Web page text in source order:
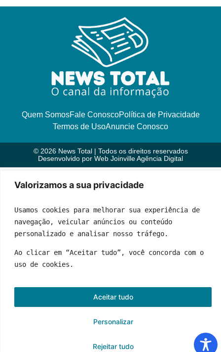
Valorizamos a sua privacidade
Usamos cookies para melhorar sua experiência de
navegação, veicular anúncios ou conteúdo
personalizado e analisar nosso tráfego.
Ao clicar em “Aceitar tudo”, você concorda com o
uso de cookies.
Personalizar
Rejeitar tudo
Aceitar tudo
Quem SomosFale ConoscoPolítica de Privacidade
Termos de UsoAnuncie Conosco
© 2026 News Total | Todos os direitos reservados
Desenvolvido por Web Joinville Agência Digital